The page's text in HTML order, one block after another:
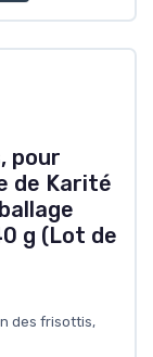
pour
de Karité
g (Lot de
des frisottis,